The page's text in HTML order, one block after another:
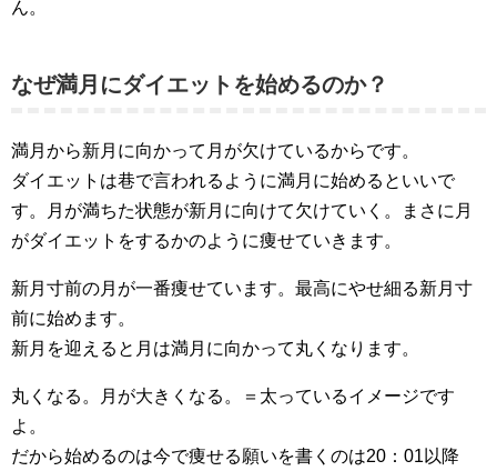
ん。
なぜ満月にダイエットを始めるのか？
満月から新月に向かって月が欠けているからです。
ダイエットは巷で言われるように満月に始めるといいで
す。月が満ちた状態が新月に向けて欠けていく。まさに月
がダイエットをするかのように痩せていきます。
新月寸前の月が一番痩せています。最高にやせ細る新月寸
前に始めます。
新月を迎えると月は満月に向かって丸くなります。
丸くなる。月が大きくなる。＝太っているイメージです
よ。
だから始めるのは今で痩せる願いを書くのは20：01以降